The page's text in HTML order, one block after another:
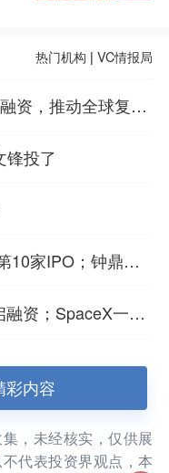
热门机构 |VC情报局
资，推动全球复合
锋投了
10家IPO；钟鼎投
资；SpaceX一夜
彩内容
，未经核实，仅供展
代表投资界观点，本